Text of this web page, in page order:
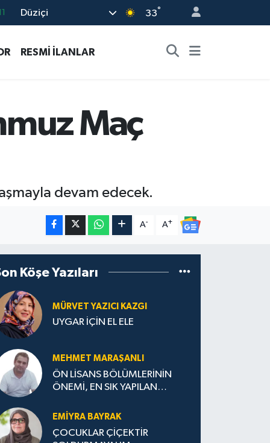
Düziçi 33°
RESMİ İLANLAR
Maç
devam edecek.
A- A+
Köşe Yazıları
MÜRVET YAZICI KAZGI
UYGAR İÇİN EL ELE
MEHMET MARAŞANLI
ÖN LİSANS BÖLÜMLERİNİN
ÖNEMİ, EN SIK YAPILAN
STRATEJİLERİ
EMIYRA BAYRAK
ÇOCUKLAR ÇİÇEKTİR